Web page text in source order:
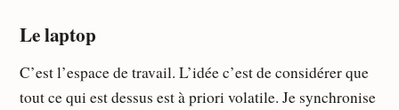
Le laptop
C’est l’espace de travail. L’idée c’est de considérer que
tout ce qui est dessus est à priori volatile. Je synchronise